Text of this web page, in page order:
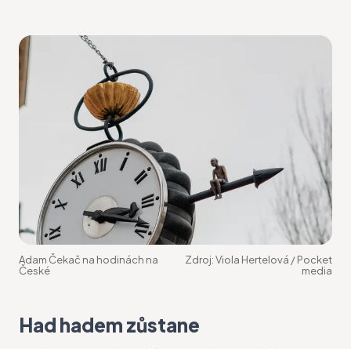
Adam Čekač na hodinách na
České
Zdroj:Viola Hertelová / Pocket
media
Had hadem zůstane